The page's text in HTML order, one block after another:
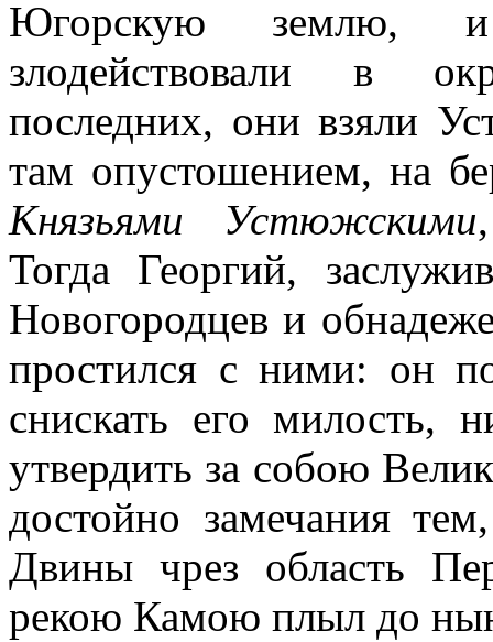
Югорскую землю,
злодействовали в
последних, они взяли
там опустошением, на
Князьями Устюжскими
Тогда Георгий,
Новогородцев и
простился с ними: он
снискать его милость,
утвердить за собою
достойно замечания
Двины чрез область
рекою Камою плыл до